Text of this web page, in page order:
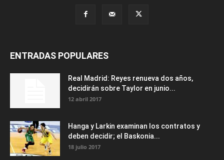
ENTRADAS POPULARES
Real Madrid: Reyes renueva dos años,
decidirán sobre Taylor en junio...
12 abril 2017
Hanga y Larkin examinan los contratos y
deben decidir; el Baskonia...
18 julio 2017